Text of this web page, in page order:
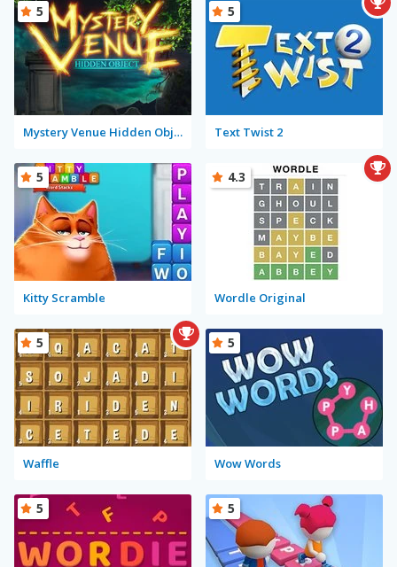
Mystery Venue Hidden Object
5
Text Twist 2
5
Kitty Scramble
5
Wordle Original
4.3
Waffle
5
Wow Words
5
5 5